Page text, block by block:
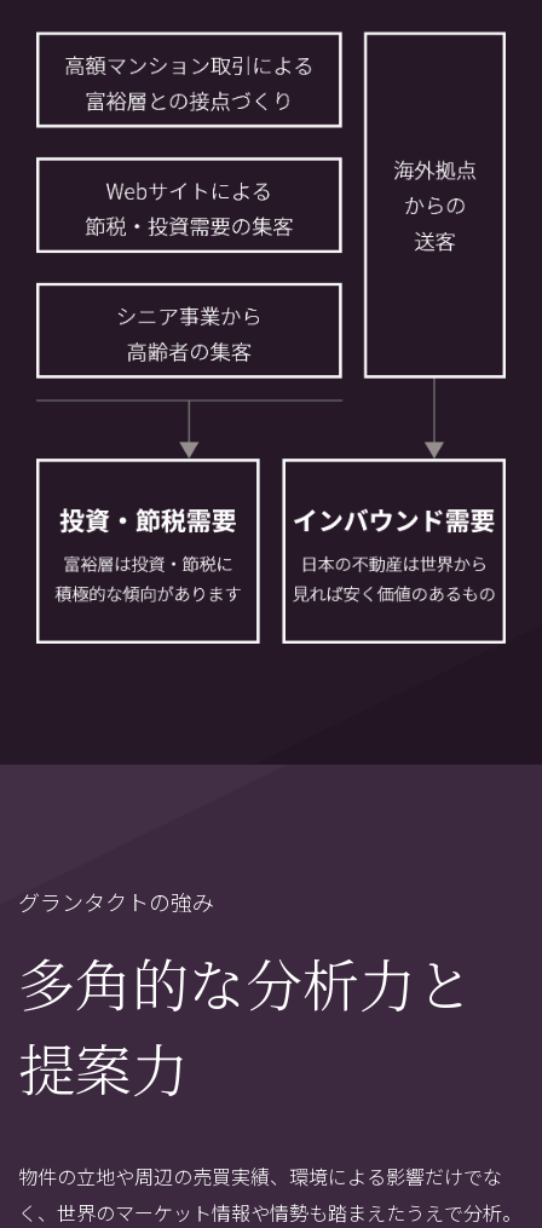
グランタクトの強み
多角的な分析力と
提案力
物件の立地や周辺の売買実績、環境による影響だけでな
く、世界のマーケット情報や情勢も踏まえたうえで分析。